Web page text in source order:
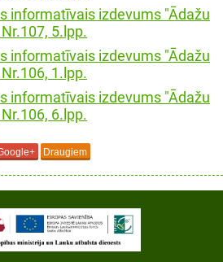
informatīvais izdevums "Ādažu
5.lpp.
informatīvais izdevums "Ādažu
1.lpp.
informatīvais izdevums "Ādažu
6.lpp.
Draugiem